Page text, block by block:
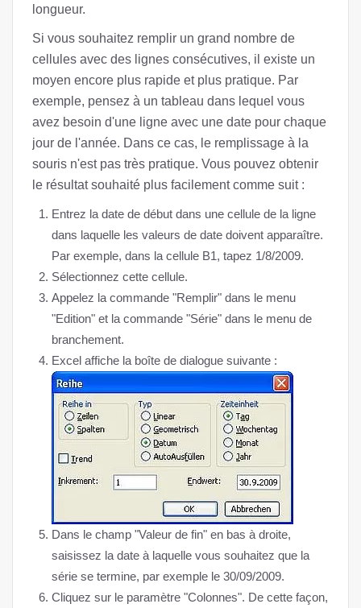
longueur.
Si vous souhaitez remplir un grand nombre de
cellules avec des lignes consécutives, il existe un
moyen encore plus rapide et plus pratique. Par
exemple, pensez à un tableau dans lequel vous
avez besoin d'une ligne avec une date pour chaque
jour de l'année. Dans ce cas, le remplissage à la
souris n'est pas très pratique. Vous pouvez obtenir
le résultat souhaité plus facilement comme suit :
Entrez la date de début dans une cellule de la ligne
dans laquelle les valeurs de date doivent apparaître.
Par exemple, dans la cellule B1, tapez 1/8/2009.
Sélectionnez cette cellule.
Appelez la commande "Remplir" dans le menu
"Edition" et la commande "Série" dans le menu de
branchement.
Excel affiche la boîte de dialogue suivante :
Dans le champ "Valeur de fin" en bas à droite,
saisissez la date à laquelle vous souhaitez que la
série se termine, par exemple le 30/09/2009.
Cliquez sur le paramètre "Colonnes". De cette façon,